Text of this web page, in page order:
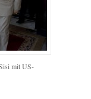
mit US-